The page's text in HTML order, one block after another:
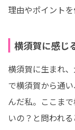
理由やポイントを
横須賀に感じ
横須賀に生まれ
で横須賀から通
んだ私。ここま
いの？と問われ